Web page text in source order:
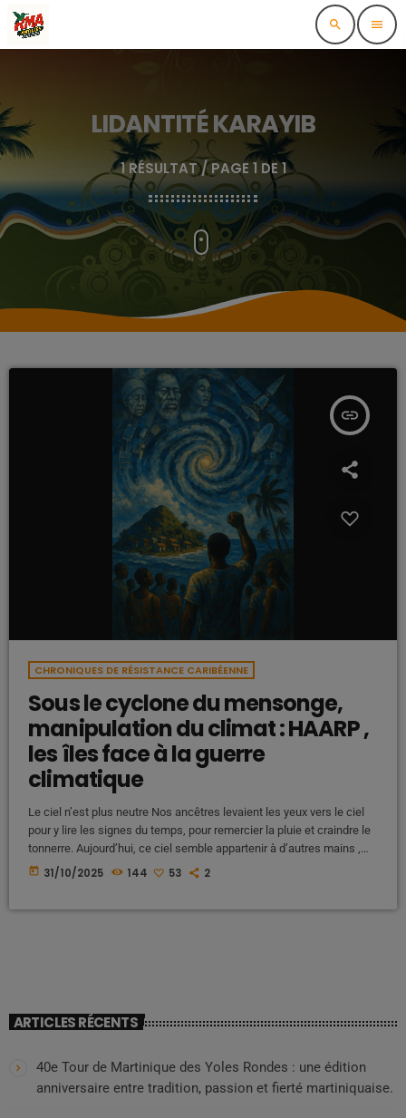
search menu
LIDANTITÉ KARAYIB
1 RÉSULTAT / PAGE 1 DE 1
insert_link
CHRONIQUES DE RÉSISTANCE CARIBÉENNE
Sous le cyclone du mensonge,
manipulation du climat : HAARP ,
les îles face à la guerre
climatique
Le ciel n’est plus neutre Nos ancêtres levaient les yeux vers le ciel
pour y lire les signes du temps, pour remercier la pluie et craindre le
tonnerre. Aujourd’hui, ce ciel semble appartenir à d’autres mains ,
des mains invisibles, puissantes, armées de satellites, de radars,
today 31/10/2025 144 53 2
ARTICLES RÉCENTS
40e Tour de Martinique des Yoles Rondes : une édition
anniversaire entre tradition, passion et fierté martiniquaise.